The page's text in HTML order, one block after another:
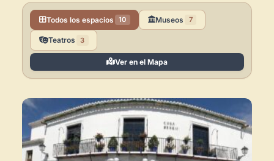
Todos los espacios 10 Museos 7
Teatros 3
Ver en el Mapa